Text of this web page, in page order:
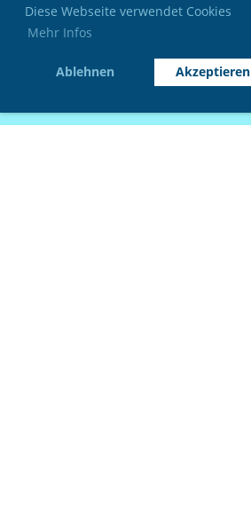
Diese Webseite verwendet Cookies
Mehr Infos
Ablehnen Akzeptieren